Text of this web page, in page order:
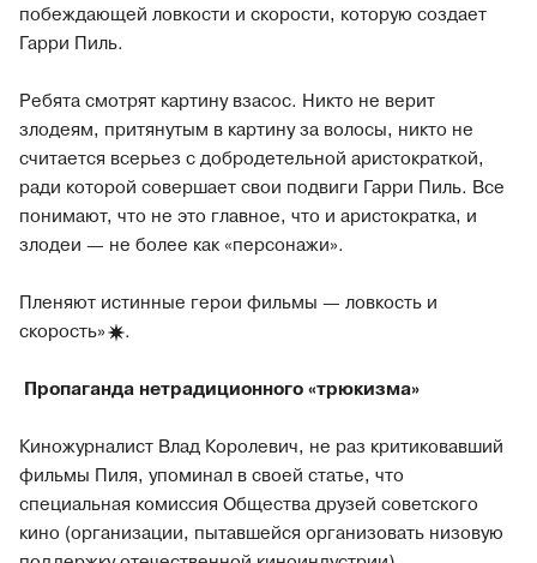
побеждающей ловкости и скорости, которую создает
Гарри Пиль.
Ребята смотрят картину взасос. Никто не верит
злодеям, притянутым в картину за волосы, никто не
считается всерьез с добродетельной аристократкой,
ради которой совершает свои подвиги Гарри Пиль. Все
понимают, что не это главное, что и аристократка, и
злодеи — не более как «персонажи».
Пленяют истинные герои фильмы — ловкость и
скорость»
.
Пропаганда нетрадиционного «трюкизма»
Киножурналист Влад Королевич, не раз критиковавший
фильмы Пиля, упоминал в своей статье, что
специальная комиссия Общества друзей советского
кино (организации, пытавшейся организовать низовую